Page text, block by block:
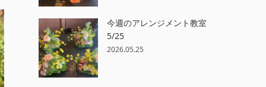
今週のアレンジメント教室
5/25
2026.05.25